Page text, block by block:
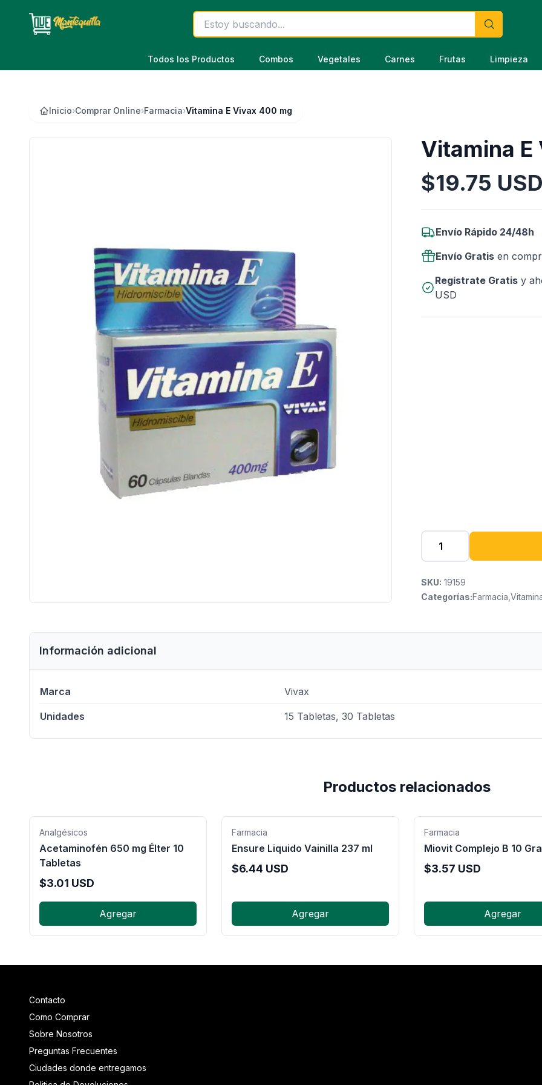
Todos los Productos Combos Vegetales Carnes Frutas Limpieza
Inicio›Comprar Online›Farmacia›Vitamina E Vivax 400 mg
Vitamina
Información del Producto
$19.75 USD
Envío Rápido 24/48h
Envío Gratis en
Regístrate Gratisy
USD
SKU: 19159
Categorías:Farmacia
Información adicional
Marca Vivax
Unidades 15 Tabletas, 30 Tabletas
Productos relacionados
Analgésicos
Acetaminofén 650 mg Élter 10
Tabletas
$3.01 USD
Agregar
Farmacia
Ensure Liquido Vainilla 237 ml
$6.44 USD
Agregar
Farmacia
Miovit Complejo B 10
$3.57 USD
Agregar
Contacto
Como Comprar
Sobre Nosotros
Preguntas Frecuentes
Ciudades donde entregamos